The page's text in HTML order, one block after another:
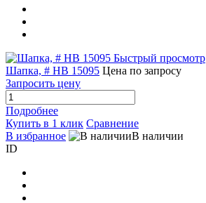
Быстрый просмотр
Шапка, # HB 15095 Цена по запросу
Запросить цену
Подробнее
Купить в 1 клик Сравнение
В избранное
В наличии
ID